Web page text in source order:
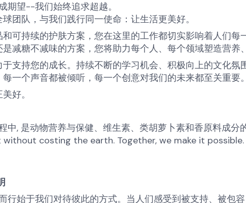
期望--我们始终追求超越。
团队，与我们践行同一使命：让生活更美好。
可持续的护肤方案，您在这里的工作都切实影响着人们每
减糖不减味的方案，您将助力每个人、每个领域塑造营养
支持您的成长。持续不断的学习机会、积极向上的文化氛
一个声音都被倾听，每一个创意对我们的未来都至关重要。
好。
中, 是动物营养与保健、维生素、类胡萝卜素和香原料成分
costing the earth. Together, we make it
行始于我们对待彼此的方式。当人们感受到被支持、被包